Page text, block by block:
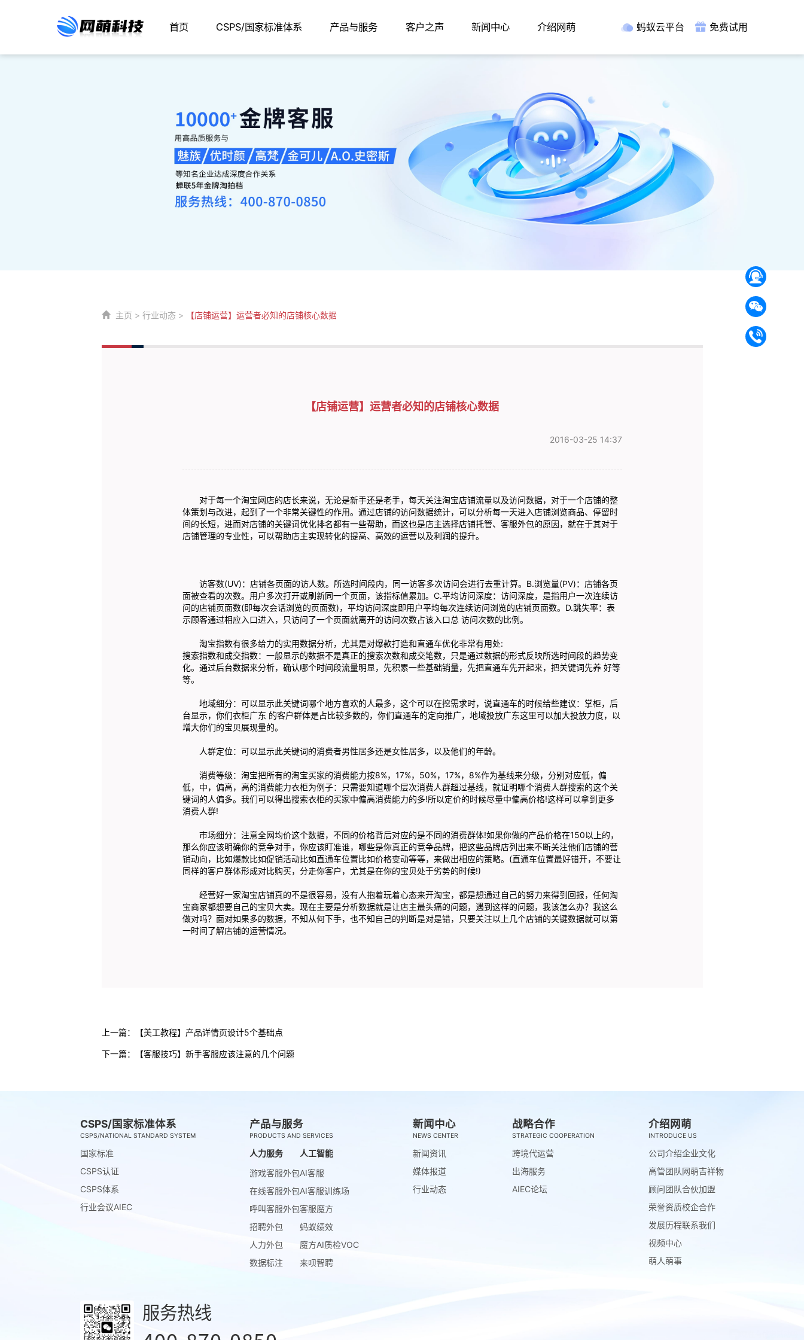
首页 CSPS/国家标准体系 产品与服务 客户之声 新闻中心 介绍网萌 蚂蚁云平台 免费试用
主页 > 行业动态 > 【店铺运营】运营者必知的店铺核心数据
【店铺运营】运营者必知的店铺核心数据
2016-03-25 14:37
对于每一个淘宝网店的店长来说，无论是新手还是老手，每天关注淘宝店铺流量以及访问数据，对于一个店铺的整
体策划与改进，起到了一个非常关键性的作用。通过店铺的访问数据统计，可以分析每一天进入店铺浏览商品、停留时
间的长短，进而对店铺的关键词优化排名都有一些帮助，而这也是店主选择店铺托管、 客服外包的原因，就在于其对于
店铺管理的专业性，可以帮助店主实现转化的提高、高效的运营以及利润的提升。
访客数(UV)：店铺各页面的访人数。所选时间段内，同一访客多次访问会进行去重计算。B.浏览量(PV)：店铺各页
面被查看的次数。用户多次打开或刷新同一个页面，该指标值累加。C.平均访问深度：访问深度，是指用户一次连续访
问的店铺页面数(即每次会话浏览的页面数)，平均访问深度即用户平均每次连续访问浏览的店铺页面数。D.跳失率：表
示顾客通过相应入口进入，只访问了一个页面就离开的访问次数占该入口总 访问次数的比例。
淘宝指数有很多给力的实用数据分析，尤其是对爆款打造和直通车优化非常有用处:
搜索指数和成交指数：一般显示的数据不是真正的搜索次数和成交笔数，只是通过数据的形式反映所选时间段的趋势变
化。通过后台数据来分析，确认哪个时间段流量明显，先积累一些基础销量，先把直通车先开起来，把关键词先养 好等
等。
地域细分：可以显示此关键词哪个地方喜欢的人最多，这个可以在挖需求时，说直通车的时候给些建议：掌柜，后
台显示，你们衣柜广东 的客户群体是占比较多数的，你们直通车的定向推广，地域投放广东这里可以加大投放力度，以
增大你们的宝贝展现量的。
人群定位：可以显示此关键词的消费者男性居多还是女性居多，以及他们的年龄。
消费等级：淘宝把所有的淘宝买家的消费能力按8%，17%，50%，17%，8%作为基线来分级，分别对应低，偏
低，中，偏高，高的消费能力衣柜为例子：只需要知道哪个层次消费人群超过基线，就证明哪个消费人群搜索的这个关
键词的人偏多。我们可以得出搜索衣柜的买家中偏高消费能力的多!所以定价的时候尽量中偏高价格!这样可以拿到更多
消费人群!
市场细分：注意全网均价这个数据，不同的价格背后对应的是不同的消费群体!如果你做的产品价格在150以上的，
那么你应该明确你的竞争对手，你应该盯准谁，哪些是你真正的竞争品牌，把这些品牌店列出来不断关注他们店铺的营
销动向，比如爆款比如促销活动比如直通车位置比如价格变动等等，来做出相应的策略。(直通车位置最好错开，不要让
同样的客户群体形成对比购买，分走你客户，尤其是在你的宝贝处于劣势的时候!)
经营好一家淘宝店铺真的不是很容易，没有人抱着玩着心态来开淘宝，都是想通过自己的努力来得到回报，任何淘
宝商家都想要自己的宝贝大卖。现在主要是分析数据就是让店主最头痛的问题，遇到这样的问题，我该怎么办？我这么
做对吗？面对如果多的数据，不知从何下手，也不知自己的判断是对是错，只要关注以上几个店铺的关键数据就可以第
一时间了解店铺的运营情况。
上一篇： 【美工教程】产品详情页设计5个基础点
下一篇： 【客服技巧】新手客服应该注意的几个问题
CSPS/国家标准体系
CSPS/NATIONAL STANDARD SYSTEM
国家标准
CSPS认证
CSPS体系
行业会议AIEC
产品与服务
PRODUCTS AND SERVICES
人力服务
游戏客服外包
在线客服外包
呼叫客服外包
招聘外包
人力外包
数据标注
人工智能
AI客服
AI客服训练场
客服魔方
蚂蚁绩效
魔方AI质检VOC
来呗智聘
新闻中心
NEWS CENTER
新闻资讯
媒体报道
行业动态
战略合作
STRATEGIC COOPERATION
跨境代运营
出海服务
AIEC论坛
介绍网萌
INTRODUCE US
公司介绍
高管团队
顾问团队
荣誉资质
发展历程
视频中心
萌人萌事
企业文化
网萌吉祥物
合伙加盟
校企合作
联系我们
服务热线